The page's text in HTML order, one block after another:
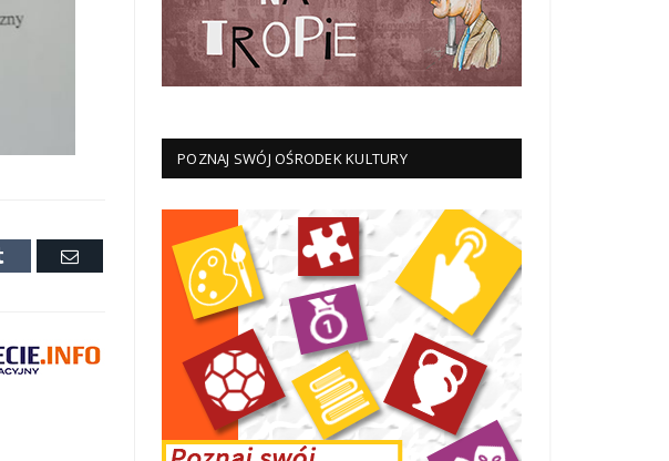
Tumblr
E-
POZNAJ SWÓJ OŚRODEK KULTURY